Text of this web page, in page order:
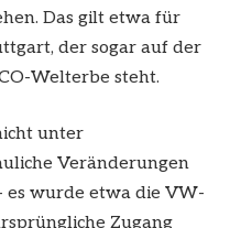
Das gilt etwa für
der sogar auf der
Welterbe steht.
unter
Veränderungen
es wurde etwa die VW-
Zugang